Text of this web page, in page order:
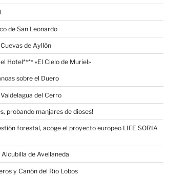
de San Leonardo
de Ayllón
Hotel**** «El Cielo de Muriel»
sobre el Duero
del Cerro
probando manjares de dioses!
forestal, acoge el proyecto europeo LIFE SORIA
de Avellaneda
y Cañón del Río Lobos